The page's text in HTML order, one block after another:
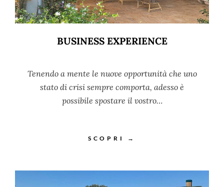
BUSINESS EXPERIENCE
Tenendo a mente le nuove opportunità che uno
stato di crisi sempre comporta, adesso è
possibile spostare il vostro…
SCOPRI →